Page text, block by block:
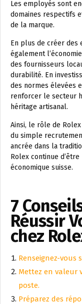
Les employés sont
domaines respectifs
de la marque.
En plus de créer des
également
des fournisseurs
durabilité. En
des normes élevées
renforcer le secteur
héritage artisanal.
Ainsi, le rôle de
du simple
ancrée dans la
Rolex continue
économique suisse.
7
Réussir
chez
Renseignez-vous
Mettez en valeur
poste.
Préparez des